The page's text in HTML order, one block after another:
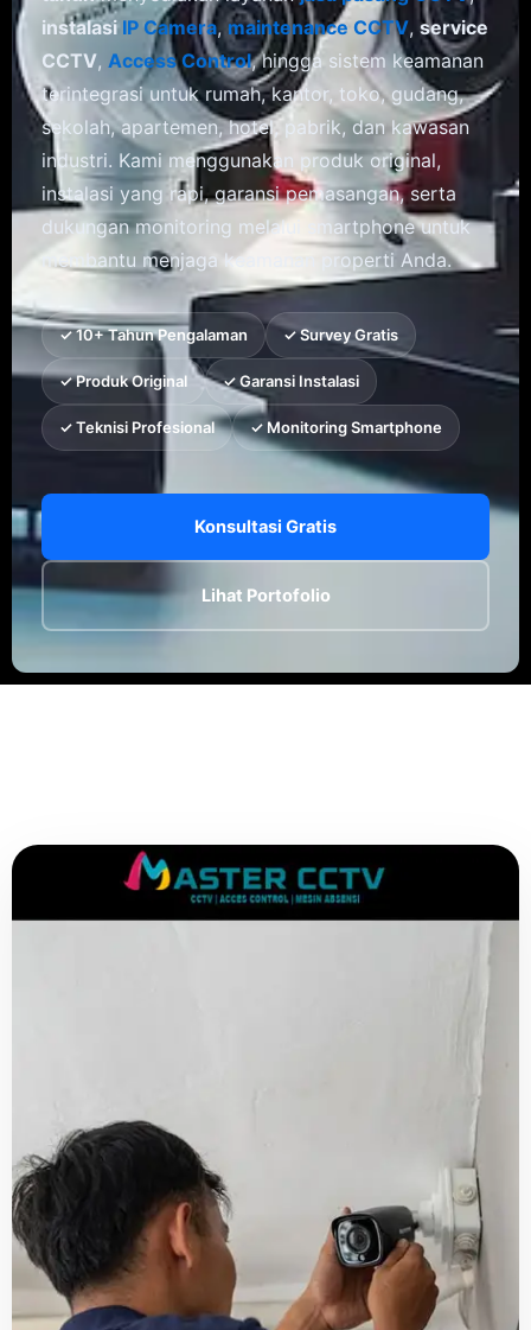
instalasi IP Camera,maintenance CCTV,service
CCTV, Access Control, hingga sistem keamanan
terintegrasi untuk rumah, kantor, toko, gudang,
sekolah, apartemen, hotel, pabrik, dan kawasan
industri. Kami menggunakan produk original,
instalasi yang rapi, garansi pemasangan, serta
dukungan monitoring melalui smartphone untuk
membantu menjaga keamanan properti Anda.
✓ 10+ Tahun Pengalaman ✓ Survey Gratis
✓ Produk Original ✓ Garansi Instalasi
✓ Teknisi Profesional ✓ Monitoring Smartphone
Konsultasi Gratis
Lihat Portofolio